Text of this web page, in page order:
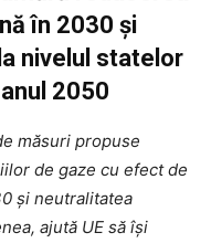
în 2030 și
nivelul statelor
2050
măsuri propuse
de gaze cu efect de
și neutralitatea
ajută UE să își